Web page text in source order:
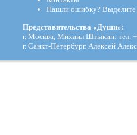
Нашли ошибку?
Представительства «Души»:
г. Москва, Михаил Штыкин: тел.
г. Санкт-Петербург. Алексей